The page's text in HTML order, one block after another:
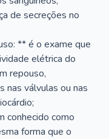
de secreções no
** é o exame que
elétrica do
repouso,
nas válvulas ou nas
conhecido como
forma que o